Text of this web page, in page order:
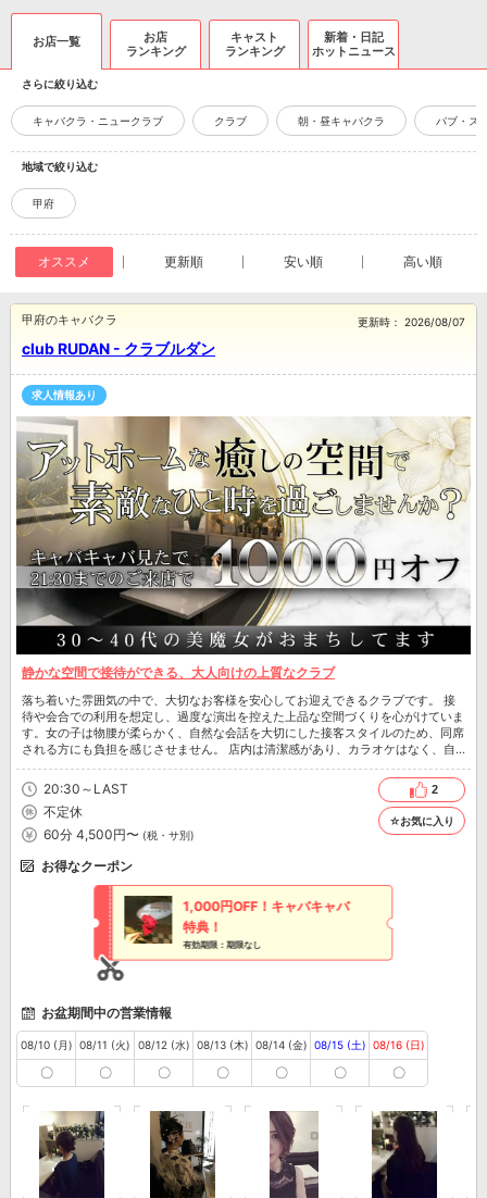
お店一覧
お店
ランキング
キャスト
ランキング
新着・日記
ホットニュース
さらに絞り込む
キャバクラ・ニュークラブ クラブ 朝・昼キャバクラ パブ・ス
地域で絞り込む
甲府
オススメ 更新順 安い順 高い順
club RUDAN - クラブルダン
甲府のキャバクラ 更新時： 2026/08/07
求人情報あり
静かな空間で接待ができる、大人向けの上質なクラブ
落ち着いた雰囲気の中で、大切なお客様を安心してお迎えできるクラブです。 接
待や会合での利用を想定し、過度な演出を控えた上品な空間づくりを心がけていま
す。女の子は物腰が柔らかく、自然な会話を大切にした接客スタイルのため、同席
される方にも負担を感じさせません。 店内は清潔感があり、カラオケはなく、自
動ピアノ演奏が流れる静かな環境でお酒を楽しめます。 初めての方が不安を感じ
やすい料金についても、事前相談や状況に応じた対応が可能です。 おひとり様で
の来店や、落ち着いて飲みたい方にも選ばれており、気負わず利用しやすいクラブ
です。
20:30～LAST
不定休
60分 4,500円〜 (税・サ別)
2
☆お気に入り
お得なクーポン
1,000円OFF！キャバキャバ
特典！
有効期限：期限なし
お盆期間中の営業情報
08/10 (月)
〇
08/11 (火)
〇
08/12 (水)
〇
08/13 (木)
〇
08/14 (金)
〇
08/15 (土)
〇
08/16 (日)
〇